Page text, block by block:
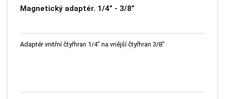
Magnetický adaptér. 1/4” - 3/8”
Adaptér vnitřní čtyřhran 1/4" na vnější čtyřhran 3/8"